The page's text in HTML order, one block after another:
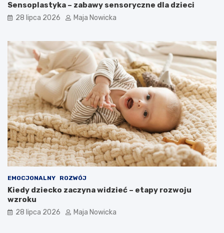
Sensoplastyka – zabawy sensoryczne dla dzieci
28 lipca 2026 Maja Nowicka
EMOCJONALNY ROZWÓJ
Kiedy dziecko zaczyna widzieć – etapy rozwoju
wzroku
28 lipca 2026 Maja Nowicka